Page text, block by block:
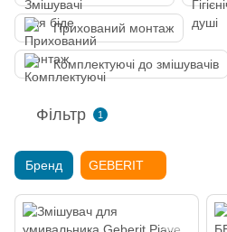
Прихований монтаж
Комплектуючі до змішувачів
Фільтр 1
Бренд GEBERIT